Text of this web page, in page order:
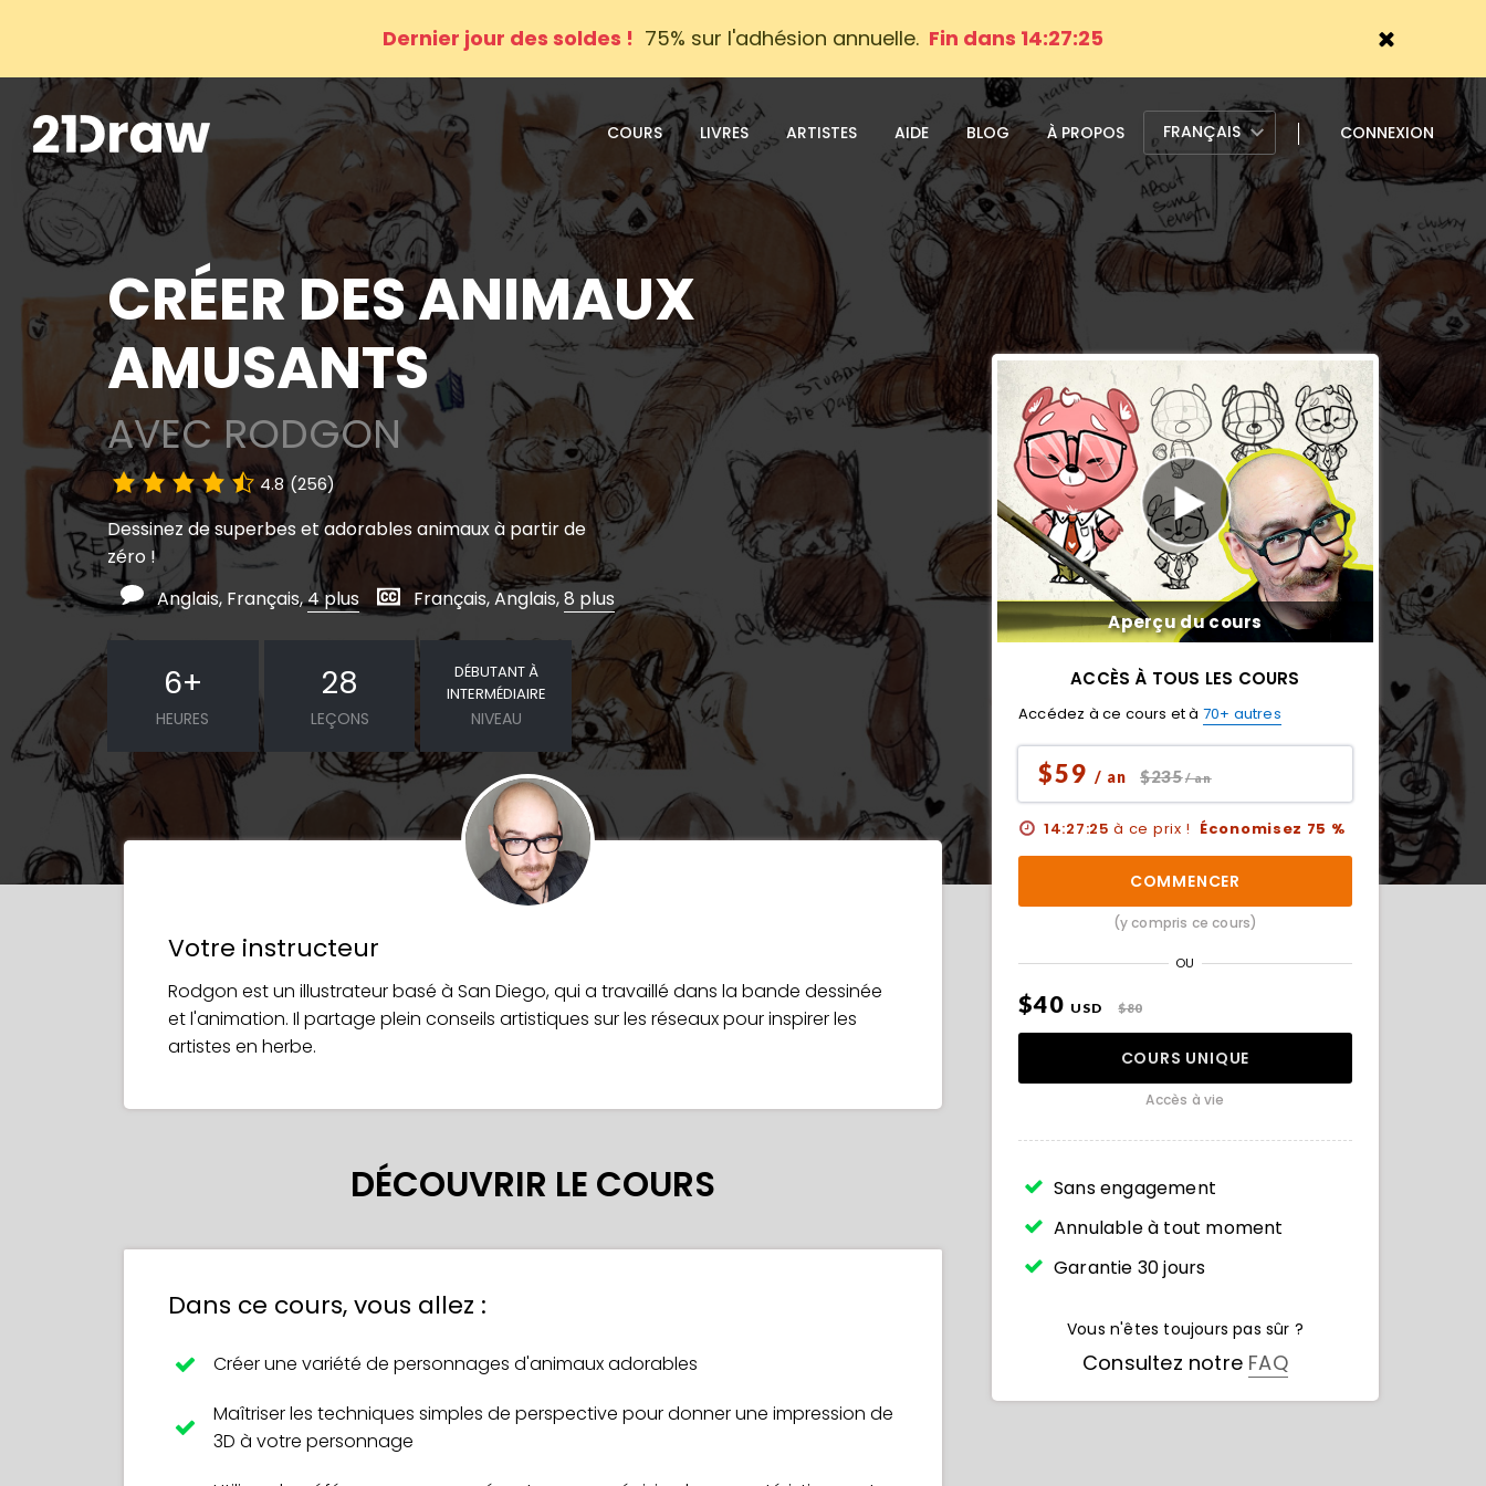
Dernier jour des soldes ! 75% sur l'adhésion annuelle. Fin dans 14:27:23
COURS LIVRES ARTISTES AIDE BLOG À PROPOS FRANÇAIS CONNEXION
CRÉER DES ANIMAUX
AMUSANTS
AVEC RODGON
4.8 (256)
Dessinez de superbes et adorables animaux à partir de
zéro !
Anglais, Français,4 plus Français, Anglais,8 plus
6+
HEURES
28
LEÇONS
DÉBUTANT À
INTERMÉDIAIRE
NIVEAU
Votre instructeur
Rodgon est un illustrateur basé à San Diego, qui a travaillé dans la bande dessinée
et l'animation. Il partage plein conseils artistiques sur les réseaux pour inspirer les
artistes en herbe.
DÉCOUVRIR LE COURS
Dans ce cours, vous allez :
Créer une variété de personnages d'animaux adorables
Maîtriser les techniques simples de perspective pour donner une impression de
3D à votre personnage
Aperçu du cours
ACCÈS À TOUS LES COURS
Accédez à ce cours et à 70+ autres
$59 / an $235/ an
14:27:23 à ce prix ! Économisez 75 %
COMMENCER
(y compris ce cours)
OU
$40 USD $80
COURS UNIQUE
Accès à vie
Sans engagement
Annulable à tout moment
Garantie 30 jours
Vous n'êtes toujours pas sûr ?
Consultez notre FAQ